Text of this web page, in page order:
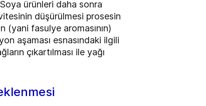
ürünleri daha sonra
düşürülmesi prosesin
(yani fasulye aromasının)
aşaması esnasındaki ilgili
çıkartılması ile yağı